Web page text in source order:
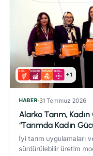
+1
HABER 31 Temmuz 2026
Alarko Tarım, Kadın
“Tarımda Kadın
İyi tarım uygulamaları
sürdürülebilir üretim